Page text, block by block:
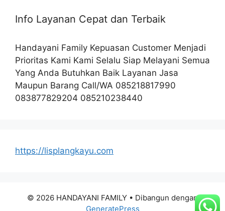
Info Layanan Cepat dan Terbaik
Handayani Family Kepuasan Customer Menjadi
Prioritas Kami Kami Selalu Siap Melayani Semua
Yang Anda Butuhkan Baik Layanan Jasa
Maupun Barang Call/WA 085218817990
083877829204 085210238440
https://lisplangkayu.com
© 2026 HANDAYANI FAMILY • Dibangun dengan
GeneratePress